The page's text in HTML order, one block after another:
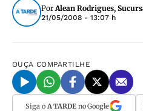
PorAlean Rodrigues,
21/05/2008 - 13:07 h
OUÇA COMPARTILHE
Siga o A TARDEno Google